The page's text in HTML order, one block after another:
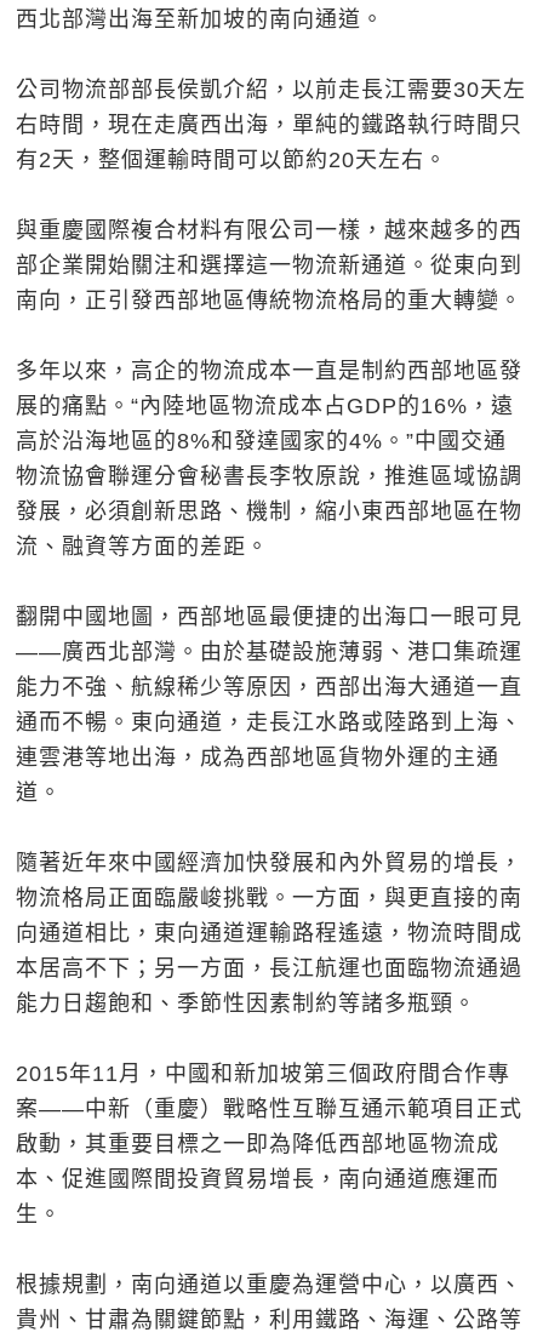
西北部灣出海至新加坡的南向通道。
公司物流部部長侯凱介紹，以前走長江需要30天左
右時間，現在走廣西出海，單純的鐵路執行時間只
有2天，整個運輸時間可以節約20天左右。
與重慶國際複合材料有限公司一樣，越來越多的西
部企業開始關注和選擇這一物流新通道。從東向到
南向，正引發西部地區傳統物流格局的重大轉變。
多年以來，高企的物流成本一直是制約西部地區發
展的痛點。“內陸地區物流成本占GDP的16%，遠
高於沿海地區的8%和發達國家的4%。”中國交通
物流協會聯運分會秘書長李牧原說，推進區域協調
發展，必須創新思路、機制，縮小東西部地區在物
流、融資等方面的差距。
翻開中國地圖，西部地區最便捷的出海口一眼可見
——廣西北部灣。由於基礎設施薄弱、港口集疏運
能力不強、航線稀少等原因，西部出海大通道一直
通而不暢。東向通道，走長江水路或陸路到上海、
連雲港等地出海，成為西部地區貨物外運的主通
道。
隨著近年來中國經濟加快發展和內外貿易的增長，
物流格局正面臨嚴峻挑戰。一方面，與更直接的南
向通道相比，東向通道運輸路程遙遠，物流時間成
本居高不下；另一方面，長江航運也面臨物流通過
能力日趨飽和、季節性因素制約等諸多瓶頸。
2015年11月，中國和新加坡第三個政府間合作專
案——中新（重慶）戰略性互聯互通示範項目正式
啟動，其重要目標之一即為降低西部地區物流成
本、促進國際間投資貿易增長，南向通道應運而
生。
根據規劃，南向通道以重慶為運營中心，以廣西、
貴州、甘肅為關鍵節點，利用鐵路、海運、公路等